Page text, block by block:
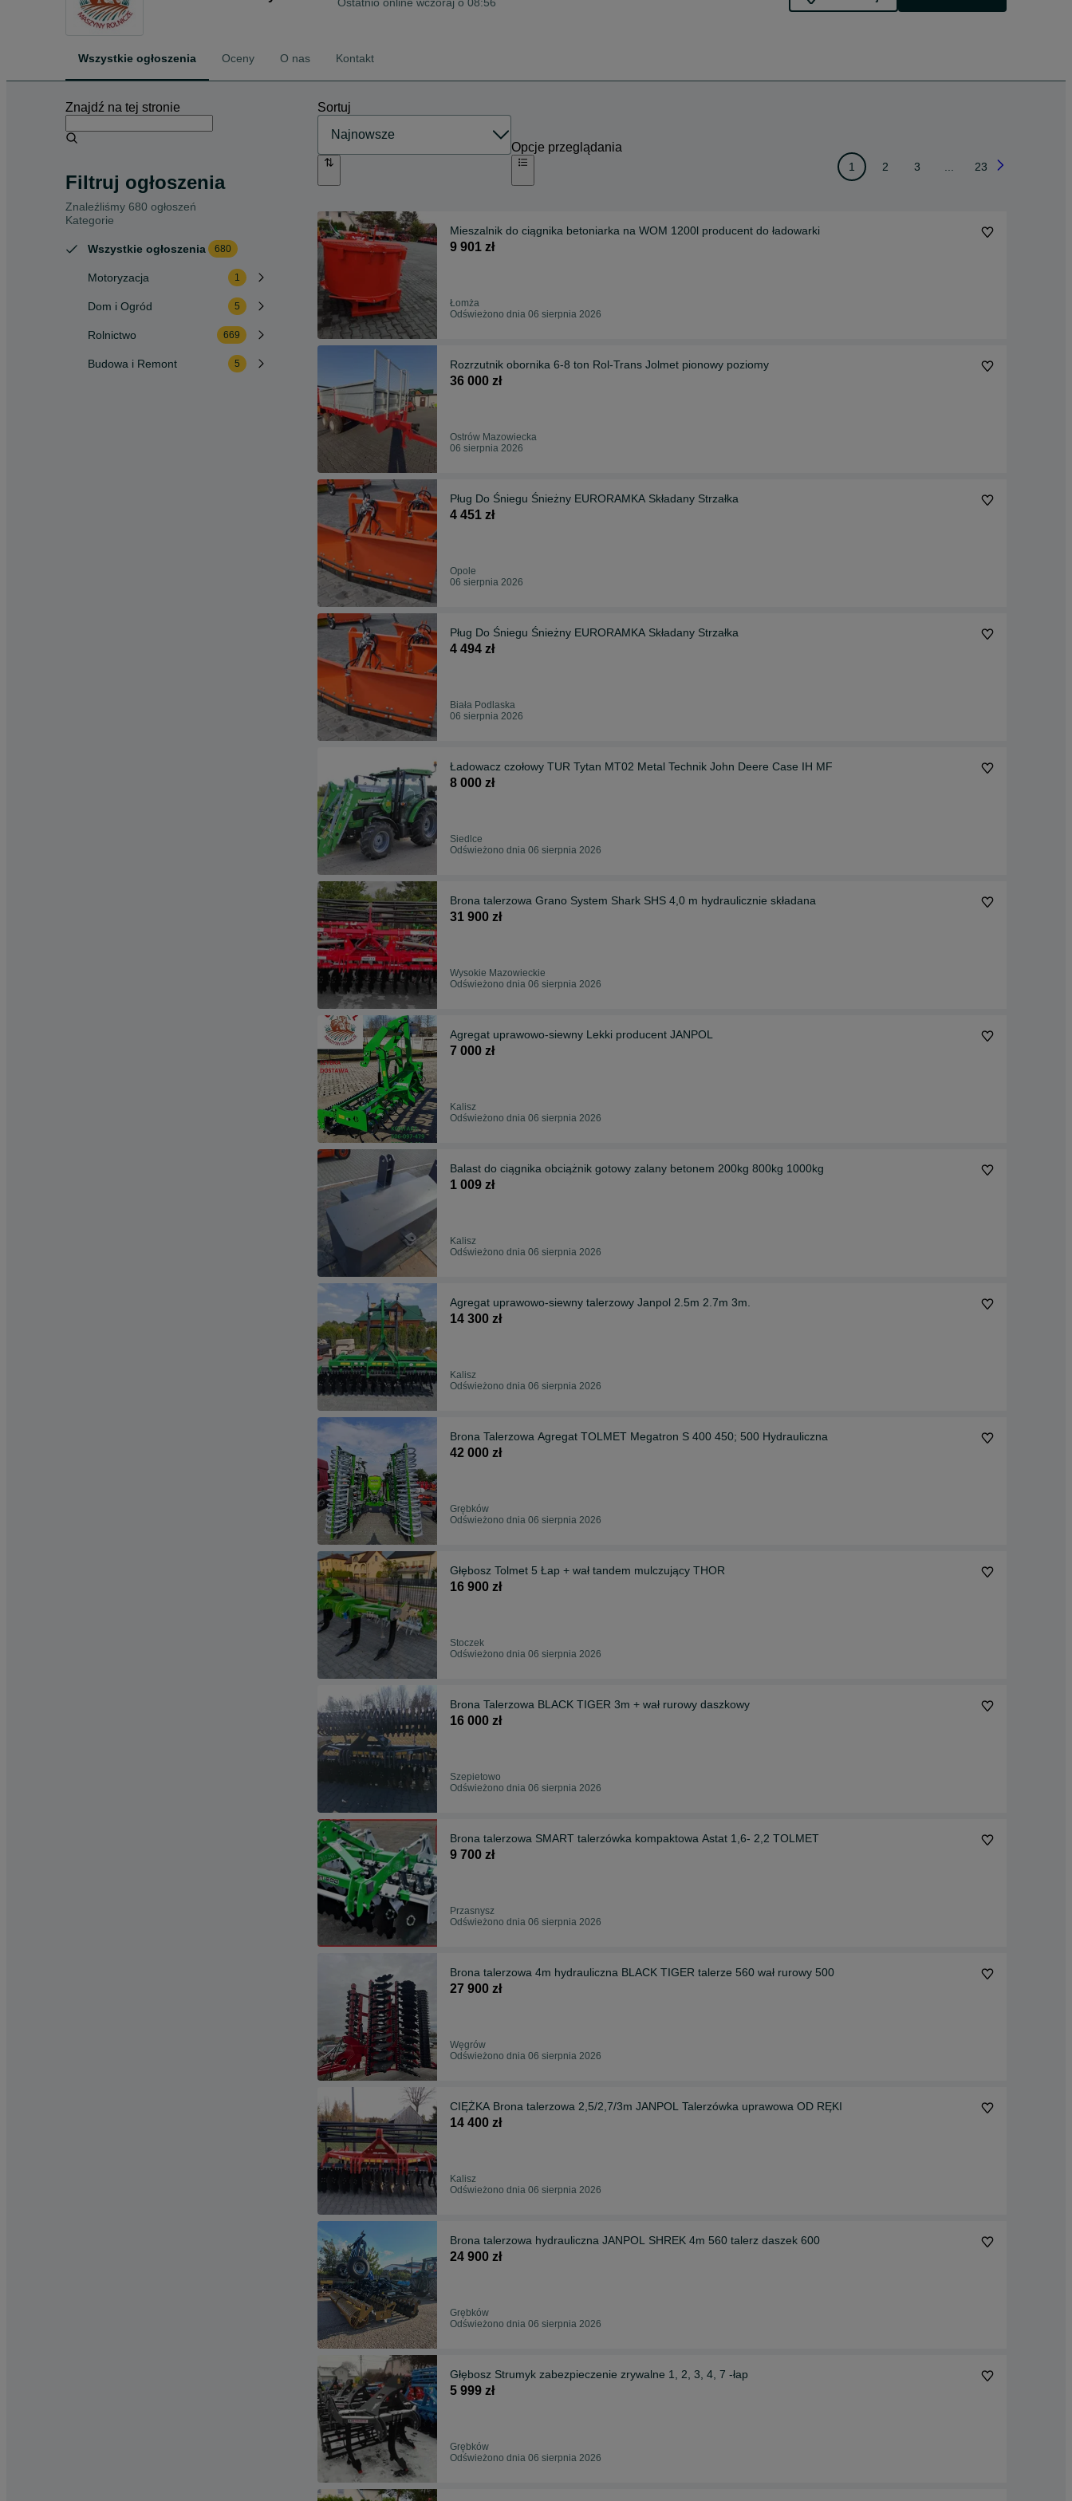
Wszystkie ogłoszenia Oceny O nas Kontakt
Znajdź na tej stronie
Filtruj ogłoszenia
Znaleźliśmy 680 ogłoszeń
Kategorie
Wszystkie ogłoszenia 680
Motoryzacja 1
Dom i Ogród 5
Rolnictwo 669
Budowa i Remont 5
Sortuj
Opcje przeglądania
1 2 3 23
Mieszalnik do ciągnika betoniarka na WOM 1200l producent do ładowarki
9 901 zł
Łomża
Odświeżono dnia 06 sierpnia 2026
Rozrzutnik obornika 6-8 ton Rol-Trans Jolmet pionowy poziomy
36 000 zł
Ostrów Mazowiecka
06 sierpnia 2026
Pług Do Śniegu Śnieżny EURORAMKA Składany Strzałka
4 451 zł
Opole
06 sierpnia 2026
Pług Do Śniegu Śnieżny EURORAMKA Składany Strzałka
4 494 zł
Biała Podlaska
06 sierpnia 2026
Ładowacz czołowy TUR Tytan MT02 Metal Technik John Deere Case IH MF
8 000 zł
Siedlce
Odświeżono dnia 06 sierpnia 2026
Brona talerzowa Grano System Shark SHS 4,0 m hydraulicznie składana
31 900 zł
Wysokie Mazowieckie
Odświeżono dnia 06 sierpnia 2026
Agregat uprawowo-siewny Lekki producent JANPOL
7 000 zł
Kalisz
Odświeżono dnia 06 sierpnia 2026
Balast do ciągnika obciążnik gotowy zalany betonem 200kg 800kg 1000kg
1 009 zł
Kalisz
Odświeżono dnia 06 sierpnia 2026
Agregat uprawowo-siewny talerzowy Janpol 2.5m 2.7m 3m.
14 300 zł
Kalisz
Odświeżono dnia 06 sierpnia 2026
Brona Talerzowa Agregat TOLMET Megatron S 400 450; 500 Hydrauliczna
42 000 zł
Grębków
Odświeżono dnia 06 sierpnia 2026
Głębosz Tolmet 5 Łap + wał tandem mulczujący THOR
16 900 zł
Stoczek
Odświeżono dnia 06 sierpnia 2026
Brona Talerzowa BLACK TIGER 3m + wał rurowy daszkowy
16 000 zł
Szepietowo
Odświeżono dnia 06 sierpnia 2026
Brona talerzowa SMART talerzówka kompaktowa Astat 1,6- 2,2 TOLMET
9 700 zł
Przasnysz
Odświeżono dnia 06 sierpnia 2026
Brona talerzowa 4m hydrauliczna BLACK TIGER talerze 560 wał rurowy 500
27 900 zł
Węgrów
Odświeżono dnia 06 sierpnia 2026
CIĘŻKA Brona talerzowa 2,5/2,7/3m JANPOL Talerzówka uprawowa OD RĘKI
14 400 zł
Kalisz
Odświeżono dnia 06 sierpnia 2026
Brona talerzowa hydrauliczna JANPOL SHREK 4m 560 talerz daszek 600
24 900 zł
Grębków
Odświeżono dnia 06 sierpnia 2026
Głębosz Strumyk zabezpieczenie zrywalne 1, 2, 3, 4, 7 -łap
5 999 zł
Grębków
Odświeżono dnia 06 sierpnia 2026